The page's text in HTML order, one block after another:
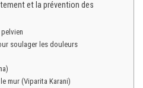
et la prévention des
soulager les douleurs
mur (Viparita Karani)